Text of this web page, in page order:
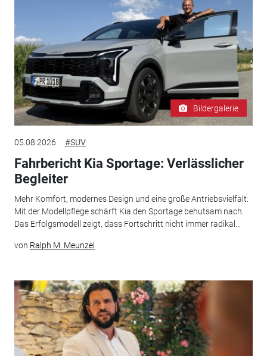
Bildergalerie
05.08.2026 #SUV
Fahrbericht Kia Sportage: Verlässlicher
Begleiter
Mehr Komfort, modernes Design und eine große Antriebsvielfalt:
Mit der Modellpflege schärft Kia den Sportage behutsam nach.
Das Erfolgsmodell zeigt, dass Fortschritt nicht immer radikal...
von Ralph M. Meunzel